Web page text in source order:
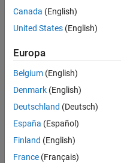
Robotics System Toolbox
Sensor Fusion and Tracking
Get Started with Sensor Fusion
Tracking Toolbox
Systems
Data Import and Preparation
Trajectory and Scenario
Canada (English)
United States (English)
Europa
Belgium (English)
Denmark (English)
Deutschland (Deutsch)
España (Español)
Finland (English)
France (Français)
Centro de confianza
Política de privacidad
Información de contacto
© 1994-2026 The